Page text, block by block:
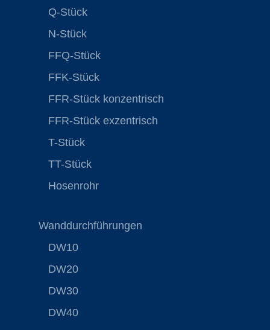
Q-Stück
N-Stück
FFQ-Stück
FFK-Stück
FFR-Stück konzentrisch
FFR-Stück exzentrisch
T-Stück
TT-Stück
Hosenrohr
Wanddurchführungen
DW10
DW20
DW30
DW40